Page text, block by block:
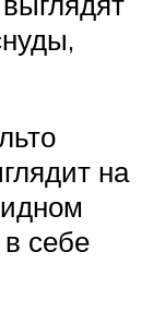
на
себе